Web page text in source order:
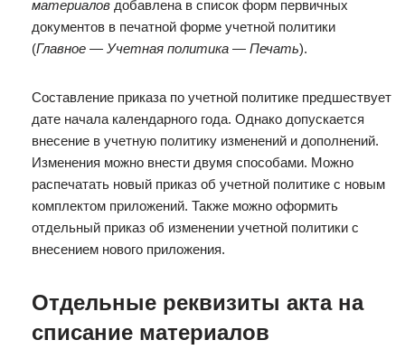
материалов добавлена в список форм первичных
документов в печатной форме учетной политики
(Главное — Учетная политика — Печать).
Составление приказа по учетной политике предшествует
дате начала календарного года. Однако допускается
внесение в учетную политику изменений и дополнений.
Изменения можно внести двумя способами. Можно
распечатать новый приказ об учетной политике с новым
комплектом приложений. Также можно оформить
отдельный приказ об изменении учетной политики с
внесением нового приложения.
Отдельные реквизиты акта на
списание материалов